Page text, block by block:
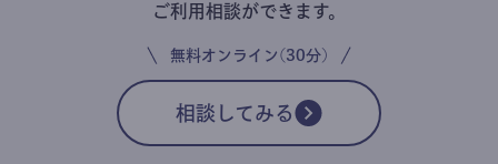
ご利用相談ができます。
無料オンライン(30分)
相談してみる